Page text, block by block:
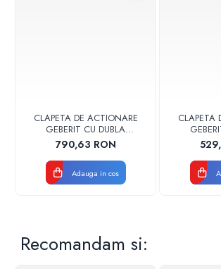
CLAPETA DE ACTIONARE
GEBERIT CU DUBLA
ACTIONARE SIGMA30
NEGRU MAT
790,63 RON
Adauga in cos
CLAPETA
Recomandam si: